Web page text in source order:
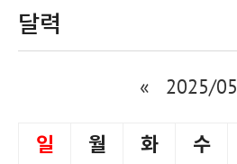
달력
« 2025/05
일 월 화 수